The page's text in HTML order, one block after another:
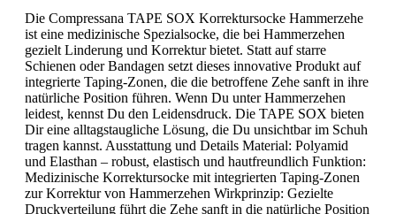
Die Compressana TAPE SOX Korrektursocke Hammerzehe
ist eine medizinische Spezialsocke, die bei Hammerzehen
gezielt Linderung und Korrektur bietet. Statt auf starre
Schienen oder Bandagen setzt dieses innovative Produkt auf
integrierte Taping-Zonen, die die betroffene Zehe sanft in ihre
natürliche Position führen. Wenn Du unter Hammerzehen
leidest, kennst Du den Leidensdruck. Die TAPE SOX bieten
Dir eine alltagstaugliche Lösung, die Du unsichtbar im Schuh
tragen kannst. Ausstattung und Details Material: Polyamid
und Elasthan – robust, elastisch und hautfreundlich Funktion:
Medizinische Korrektursocke mit integrierten Taping-Zonen
zur Korrektur von Hammerzehen Wirkprinzip: Gezielte
Druckverteilung führt die Zehe sanft in die natürliche Position